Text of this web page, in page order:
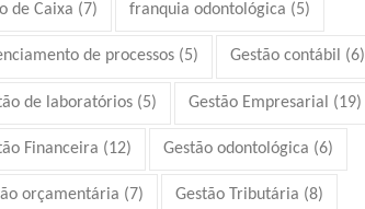
de Caixa (7) franquia odontológica (5)
de processos (5) Gestão contábil (6)
de laboratórios (5) Gestão Empresarial (19)
Financeira (12) Gestão odontológica (6)
orçamentária (7) Gestão Tributária (8)